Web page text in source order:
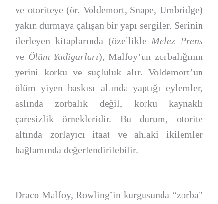
ve otoriteye (ör. Voldemort, Snape, Umbridge)
yakın durmaya çalışan bir yapı sergiler. Serinin
ilerleyen kitaplarında (özellikle Melez Prens
ve Ölüm Yadigarları), Malfoy’un zorbalığının
yerini korku ve suçluluk alır. Voldemort’un
ölüm yiyen baskısı altında yaptığı eylemler,
aslında zorbalık değil, korku kaynaklı
çaresizlik örnekleridir. Bu durum, otorite
altında zorlayıcı itaat ve ahlaki ikilemler
bağlamında değerlendirilebilir.
Draco Malfoy, Rowling’in kurgusunda “zorba”